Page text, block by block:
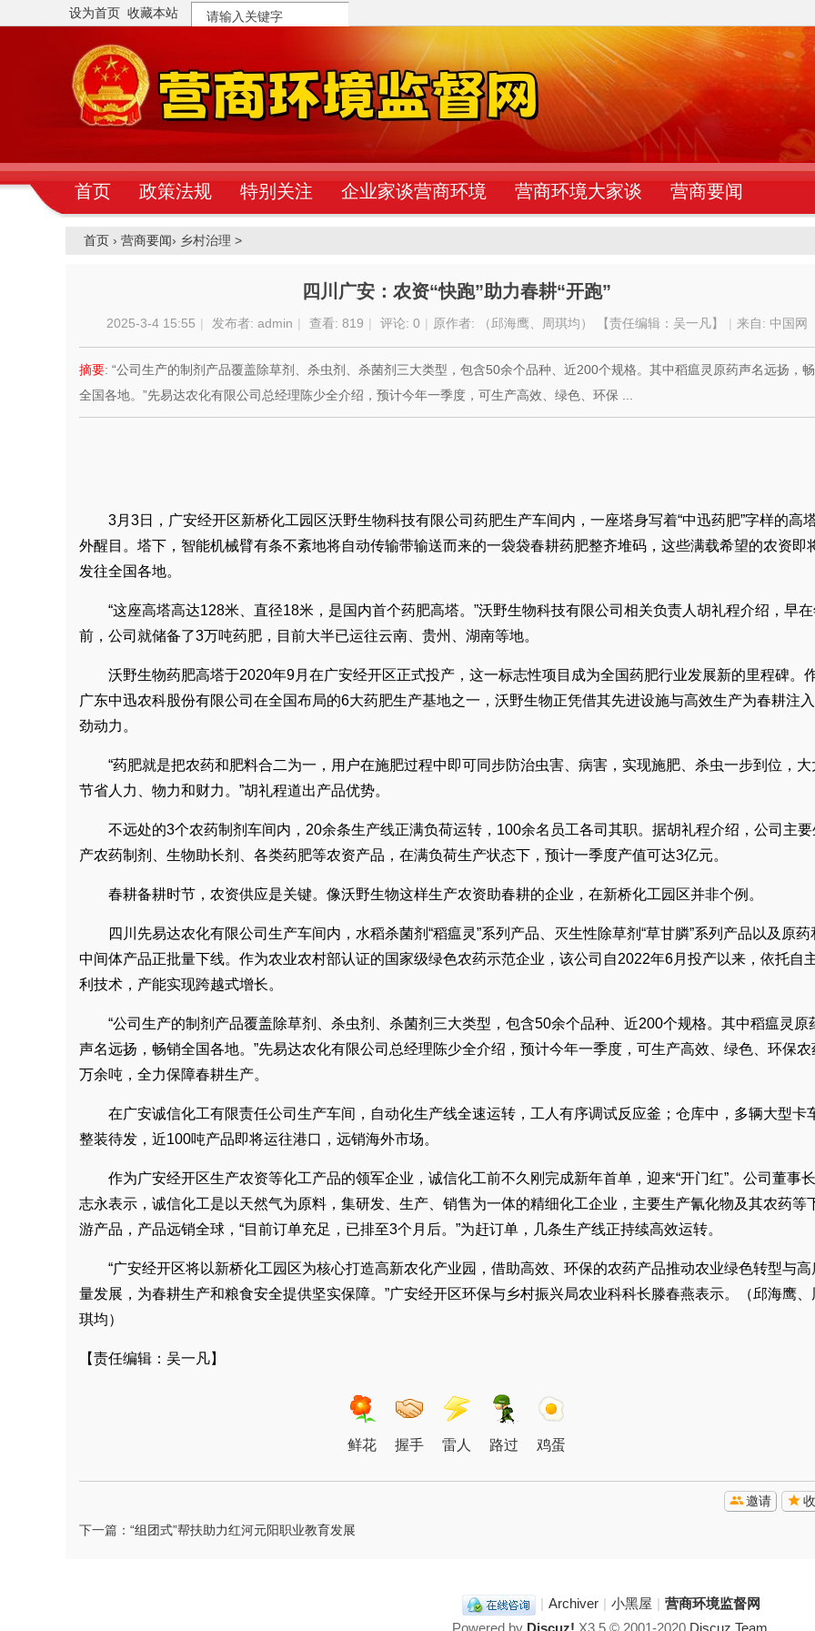
设为首页 收藏本站
搜
索
首页 政策法规 特别关注 企业家谈营商环境 营商环境大家谈 营商要闻
首页 › 营商要闻› 乡村治理 >
四川广安：农资“快跑”助力春耕“开跑”
2025-3-4 15:55 | 发布者: admin | 查看: 819 | 评论: 0 | 原作者: （邱海鹰、周琪均） 【责任编辑：吴一凡】 | 来自: 中国网
摘要: “公司生产的制剂产品覆盖除草剂、杀虫剂、杀菌剂三大类型，包含50余个品种、近200个规格。其中稻瘟灵原药声名远扬，
全国各地。”先易达农化有限公司总经理陈少全介绍，预计今年一季度，可生产高效、绿色、环保 ...
3月3日，广安经开区新桥化工园区沃野生物科技有限公司药肥生产车间内，一座塔身写着“中迅药肥”字样的高
外醒目。塔下，智能机械臂有条不紊地将自动传输带输送而来的一袋袋春耕药肥整齐堆码，这些满载希望的农资即
发往全国各地。
“这座高塔高达128米、直径18米，是国内首个药肥高塔。”沃野生物科技有限公司相关负责人胡礼程介绍，早
前，公司就储备了3万吨药肥，目前大半已运往云南、贵州、湖南等地。
沃野生物药肥高塔于2020年9月在广安经开区正式投产，这一标志性项目成为全国药肥行业发展新的里程碑。
广东中迅农科股份有限公司在全国布局的6大药肥生产基地之一，沃野生物正凭借其先进设施与高效生产为春耕注
劲动力。
“药肥就是把农药和肥料合二为一，用户在施肥过程中即可同步防治虫害、病害，实现施肥、杀虫一步到位，大
节省人力、物力和财力。”胡礼程道出产品优势。
不远处的3个农药制剂车间内，20余条生产线正满负荷运转，100余名员工各司其职。据胡礼程介绍，公司主要
产农药制剂、生物助长剂、各类药肥等农资产品，在满负荷生产状态下，预计一季度产值可达3亿元。
春耕备耕时节，农资供应是关键。像沃野生物这样生产农资助春耕的企业，在新桥化工园区并非个例。
四川先易达农化有限公司生产车间内，水稻杀菌剂“稻瘟灵”系列产品、灭生性除草剂“草甘膦”系列产品以及原药
中间体产品正批量下线。作为农业农村部认证的国家级绿色农药示范企业，该公司自2022年6月投产以来，依托自
利技术，产能实现跨越式增长。
“公司生产的制剂产品覆盖除草剂、杀虫剂、杀菌剂三大类型，包含50余个品种、近200个规格。其中稻瘟灵原
声名远扬，畅销全国各地。”先易达农化有限公司总经理陈少全介绍，预计今年一季度，可生产高效、绿色、环保农
万余吨，全力保障春耕生产。
在广安诚信化工有限责任公司生产车间，自动化生产线全速运转，工人有序调试反应釜；仓库中，多辆大型卡
整装待发，近100吨产品即将运往港口，远销海外市场。
作为广安经开区生产农资等化工产品的领军企业，诚信化工前不久刚完成新年首单，迎来“开门红”。公司董事
志永表示，诚信化工是以天然气为原料，集研发、生产、销售为一体的精细化工企业，主要生产氰化物及其农药等
游产品，产品远销全球，“目前订单充足，已排至3个月后。”为赶订单，几条生产线正持续高效运转。
“广安经开区将以新桥化工园区为核心打造高新农化产业园，借助高效、环保的农药产品推动农业绿色转型与高
量发展，为春耕生产和粮食安全提供坚实保障。”广安经开区环保与乡村振兴局农业科科长滕春燕表示。（邱海鹰、
琪均）
【责任编辑：吴一凡】
鲜花 握手 雷人 路过 鸡蛋
邀请
下一篇： “组团式”帮扶助力红河元阳职业教育发展
| Archiver | 小黑屋 | 营商环境监督网
Powered by Discuz! X3.5© 2001-2020 Discuz Team.